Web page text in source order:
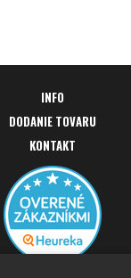
INFO
DODANIE TOVARU
KONTAKT